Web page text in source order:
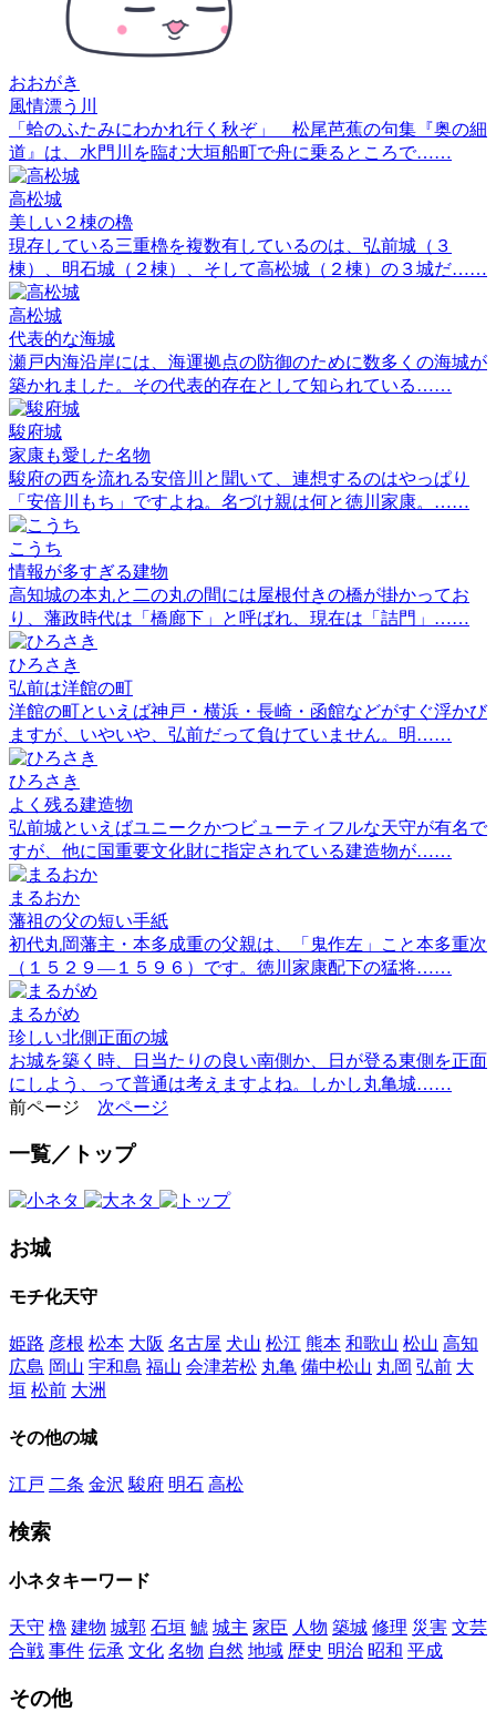
おおがき
風情漂う川
「蛤のふたみにわかれ行く秋ぞ」 松尾芭蕉の句集『奥の細
道』は、水門川を臨む大垣船町で舟に乗るところで……
高松城
美しい２棟の櫓
現存している三重櫓を複数有しているのは、弘前城（３
棟）、明石城（２棟）、そして高松城（２棟）の３城だ……
高松城
代表的な海城
瀬戸内海沿岸には、海運拠点の防御のために数多くの海城が
築かれました。その代表的存在として知られている……
駿府城
家康も愛した名物
駿府の西を流れる安倍川と聞いて、連想するのはやっぱり
「安倍川もち」ですよね。名づけ親は何と徳川家康。……
こうち
情報が多すぎる建物
高知城の本丸と二の丸の間には屋根付きの橋が掛かってお
り、藩政時代は「橋廊下」と呼ばれ、現在は「詰門」……
ひろさき
弘前は洋館の町
洋館の町といえば神戸・横浜・長崎・函館などがすぐ浮かび
ますが、いやいや、弘前だって負けていません。明……
ひろさき
よく残る建造物
弘前城といえばユニークかつビューティフルな天守が有名で
すが、他に国重要文化財に指定されている建造物が……
まるおか
藩祖の父の短い手紙
初代丸岡藩主・本多成重の父親は、「鬼作左」こと本多重次
（１５２９―１５９６）です。徳川家康配下の猛将……
まるがめ
珍しい北側正面の城
お城を築く時、日当たりの良い南側か、日が登る東側を正面
にしよう、って普通は考えますよね。しかし丸亀城……
前ページ
次ページ
一覧／トップ
お城
モチ化天守
姫路 彦根 松本 大阪 名古屋 犬山 松江 熊本 和歌山 松山 高知
広島 岡山 宇和島 福山 会津若松 丸亀 備中松山 丸岡 弘前 大
垣 松前 大洲
その他の城
江戸 二条 金沢 駿府 明石 高松
検索
小ネタキーワード
天守 櫓 建物 城郭 石垣 鯱 城主 家臣 人物 築城 修理 災害 文芸
合戦 事件 伝承 文化 名物 自然 地域 歴史 明治 昭和 平成
その他